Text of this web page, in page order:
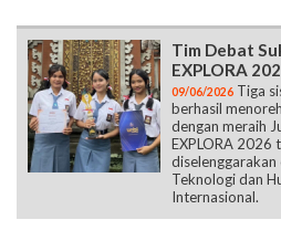
Tim Debat
EXPLORA
09/06/2026 Tiga
berhasil
dengan meraih
EXPLORA 2026
diselenggarakan
Teknologi dan
Internasional.